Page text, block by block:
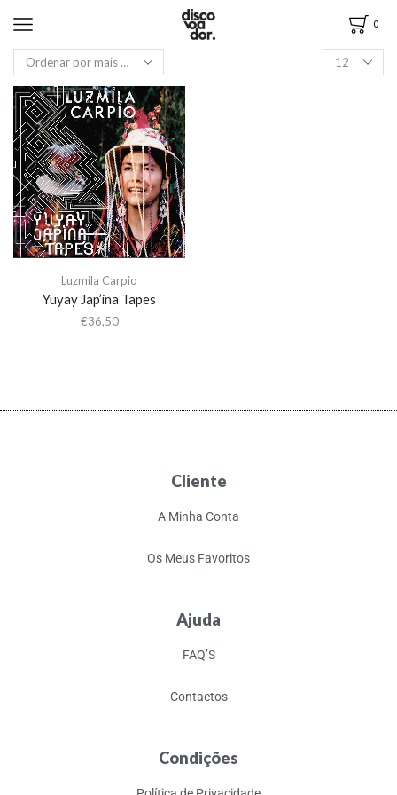
0
Luzmila Carpio
Yuyay Jap’ina Tapes
€36,50
Cliente
A Minha Conta
Os Meus Favoritos
Ajuda
FAQ’S
Contactos
Condições